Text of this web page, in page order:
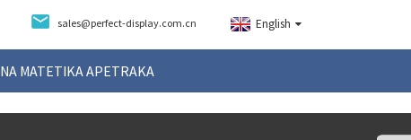
sales@perfect-display.com.cn English
MATETIKA APETRAKA